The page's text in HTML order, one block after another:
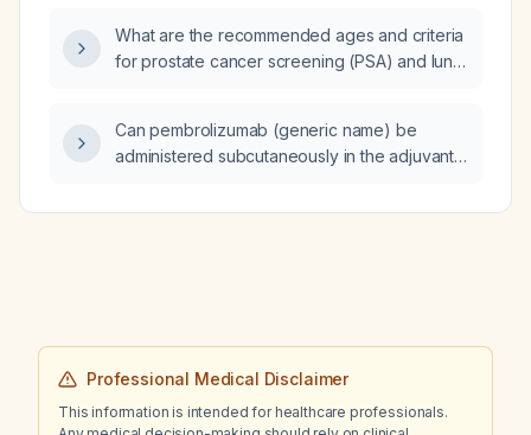
What are the recommended ages and criteria
for prostate cancer screening (PSA) and lung
Can pembrolizumab (generic name) be
administered subcutaneously in the adjuvant
of lymph‑node‑positive melanoma?
Professional Medical Disclaimer
This information is intended for healthcare professionals.